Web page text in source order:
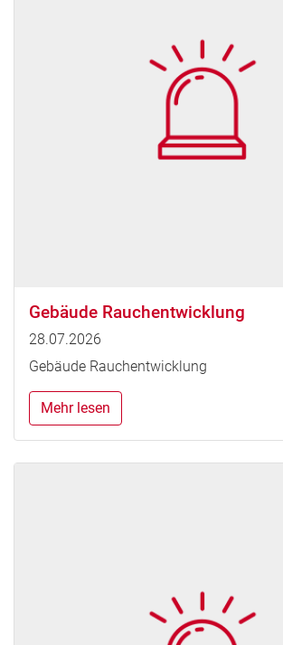
Gebäude Rauchentwicklung
28.07.2026
Gebäude Rauchentwicklung
Mehr lesen